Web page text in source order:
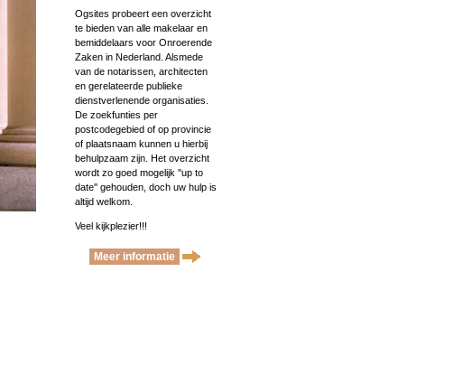
Ogsites probeert een overzicht
te bieden van alle makelaar en
bemiddelaars voor Onroerende
Zaken in Nederland. Alsmede
van de notarissen, architecten
en gerelateerde publieke
dienstverlenende organisaties.
De zoekfunties per
postcodegebied of op provincie
of plaatsnaam kunnen u hierbij
behulpzaam zijn. Het overzicht
wordt zo goed mogelijk ''up to
date'' gehouden, doch uw hulp is
altijd welkom.
Veel kijkplezier!!!
Meer informatie